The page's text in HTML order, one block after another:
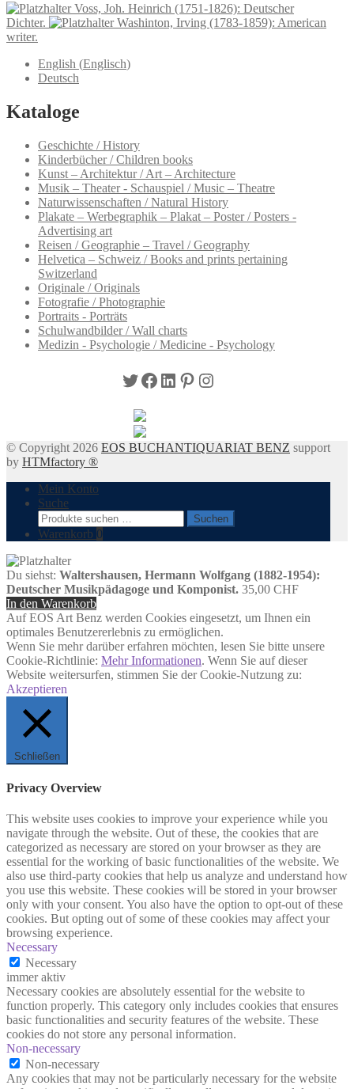
Voss, Joh. Heinrich (1751-1826): Deutscher
Dichter.
Washinton, Irving (1783-1859): American
writer.
English (Englisch)
Deutsch
Kataloge
Geschichte / History
Kinderbücher / Children books
Kunst – Architektur / Art – Architecture
Musik – Theater - Schauspiel / Music – Theatre
Naturwissenschaften / Natural History
Plakate – Werbegraphik – Plakat – Poster / Posters -
Advertising art
Reisen / Geographie – Travel / Geography
Helvetica – Schweiz / Books and prints pertaining
Switzerland
Originale / Originals
Fotografie / Photographie
Portraits - Porträts
Schulwandbilder / Wall charts
Medizin - Psychologie / Medicine - Psychology
Twitter
Facebook
LinkedIn
Pinterest
Instagram
© Copyright 2026 EOS BUCHANTIQUARIAT BENZ support
by HTMfactory ®
Mein Konto
Suche
Suchen
nach:
Suchen
Warenkorb 0
Du siehst: Waltershausen, Hermann Wolfgang (1882-1954):
Deutscher Musikpädagoge und Komponist. 35,00 CHF
In den Warenkorb
Auf EOS Art Benz werden Cookies eingesetzt, um Ihnen ein
optimales Benutzererlebnis zu ermöglichen.
Wenn Sie mehr darüber erfahren möchten, lesen Sie bitte unsere
Cookie-Richtlinie: Mehr Informationen. Wenn Sie auf dieser
Website weitersurfen, stimmen Sie der Cookie-Nutzung zu:
Akzeptieren
Schließen
Privacy Overview
This website uses cookies to improve your experience while you
navigate through the website. Out of these, the cookies that are
categorized as necessary are stored on your browser as they are
essential for the working of basic functionalities of the website. We
also use third-party cookies that help us analyze and understand how
you use this website. These cookies will be stored in your browser
only with your consent. You also have the option to opt-out of these
cookies. But opting out of some of these cookies may affect your
browsing experience.
Necessary
Necessary
immer aktiv
Necessary cookies are absolutely essential for the website to
function properly. This category only includes cookies that ensures
basic functionalities and security features of the website. These
cookies do not store any personal information.
Non-necessary
Non-necessary
Any cookies that may not be particularly necessary for the website